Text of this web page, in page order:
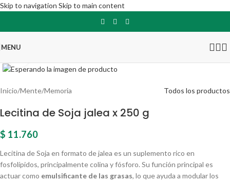
Skip to navigation Skip to main content
MENU
Inicio/Mente/Memoria Todos los productos
Lecitina de Soja jalea x 250 g
$ 11.760
Lecitina de Soja en formato de jalea es un suplemento rico en
fosfolípidos, principalmente colina y fósforo. Su función principal es
actuar como emulsificante de las grasas, lo que ayuda a modular los